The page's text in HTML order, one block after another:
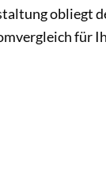
obliegt
für